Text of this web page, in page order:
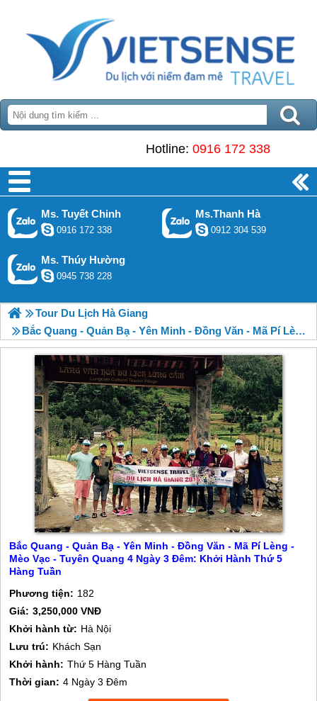
Hotline: 0916 172 338
Ms. Tuyết Chinh
0916 172 338
Ms.Thanh Hà
0912 304 539
Ms. Thúy Hường
0945 738 228
Tour Du Lịch Hà Giang
Bắc Quang - Quản Bạ - Yên Minh - Đồng Văn - Mã Pí Lèng - Mèo Vạc - Tuyên Quang 4 Ngày 3 Đêm: Khởi Hành Thứ 5 Hàng Tuần
Bắc Quang - Quản Bạ - Yên Minh - Đồng Văn - Mã Pí Lèng -
Mèo Vạc - Tuyên Quang 4 Ngày 3 Đêm: Khởi Hành Thứ 5
Hàng Tuần
Phương tiện: 182
Giá: 3,250,000 VNĐ
Khởi hành từ: Hà Nội
Lưu trú: Khách Sạn
Khởi hành: Thứ 5 Hàng Tuần
Thời gian: 4 Ngày 3 Đêm